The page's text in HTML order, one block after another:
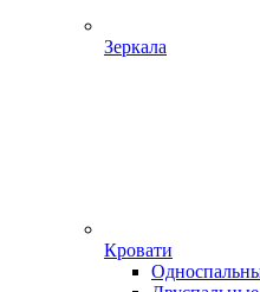
Зеркала
Кровати